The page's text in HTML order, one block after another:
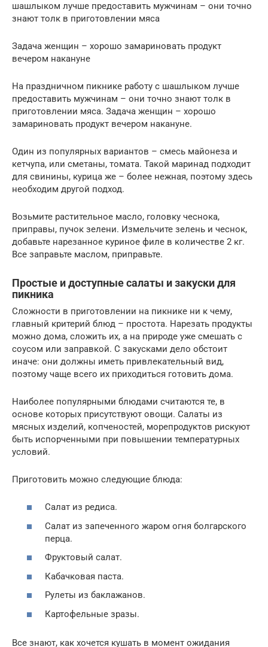
шашлыком лучше предоставить мужчинам – они точно
знают толк в приготовлении мяса
Задача женщин – хорошо замариновать продукт
вечером накануне
На праздничном пикнике работу с шашлыком лучше
предоставить мужчинам – они точно знают толк в
приготовлении мяса. Задача женщин – хорошо
замариновать продукт вечером накануне.
Один из популярных вариантов – смесь майонеза и
кетчупа, или сметаны, томата. Такой маринад подходит
для свинины, курица же – более нежная, поэтому здесь
необходим другой подход.
Возьмите растительное масло, головку чеснока,
приправы, пучок зелени. Измельчите зелень и чеснок,
добавьте нарезанное куриное филе в количестве 2 кг.
Все заправьте маслом, приправьте.
Простые и доступные салаты и закуски для
пикника
Сложности в приготовлении на пикнике ни к чему,
главный критерий блюд – простота. Нарезать продукты
можно дома, сложить их, а на природе уже смешать с
соусом или заправкой. С закусками дело обстоит
иначе: они должны иметь привлекательный вид,
поэтому чаще всего их приходиться готовить дома.
Наиболее популярными блюдами считаются те, в
основе которых присутствуют овощи. Салаты из
мясных изделий, копченостей, морепродуктов рискуют
быть испорченными при повышении температурных
условий.
Приготовить можно следующие блюда:
Салат из редиса.
Салат из запеченного жаром огня болгарского
перца.
Фруктовый салат.
Кабачковая паста.
Рулеты из баклажанов.
Картофельные зразы.
Все знают, как хочется кушать в момент ожидания